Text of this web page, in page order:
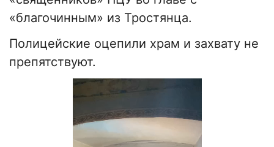
«благочинным» из Тростянца.
Полицейские оцепили храм и захвату не
препятствуют.